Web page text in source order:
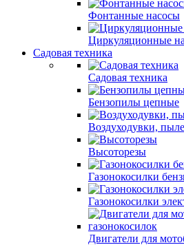
Фонтанные насосы
Циркуляционные
Садовая техника
Садовая техника
Бензопилы цепные
Воздуходувки,
Высоторезы
Газонокосилки
Газонокосилки
Двигатели для